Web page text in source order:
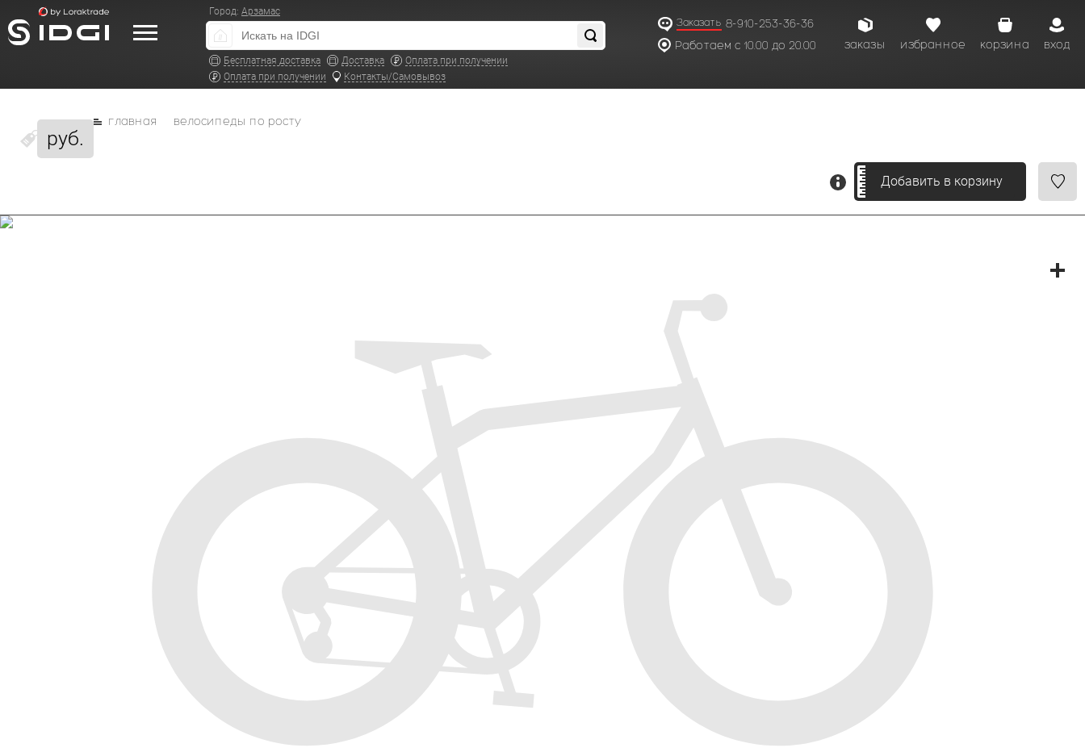
Город: Арзамас
Бесплатная доставка Доставка
Оплата при получении
Оплата при получении
Контакты/Самовывоз
Заказать 8-910-253-36-36
Работаем с 10.00 до 20.00
вход
корзина
избранное
заказы
руб.
главная велосипеды по росту
Добавить в корзину